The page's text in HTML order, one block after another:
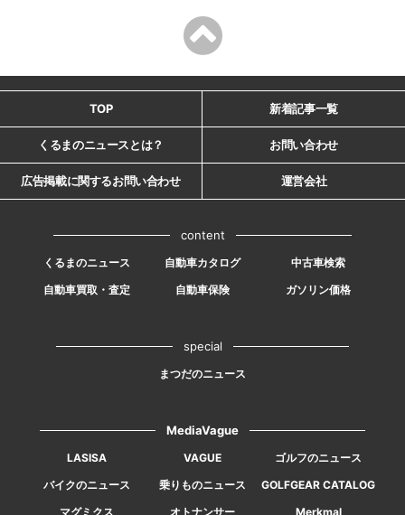
TOP 新着記事一覧
くるまのニュースとは？ お問い合わせ
広告掲載に関するお問い合わせ 運営会社
content
くるまのニュース 自動車カタログ
中古車検索
自動車買取・査定
自動車保険 ガソリン価格
special
まつだのニュース
MediaVague
LASISA VAGUE
ゴルフのニュース
バイクのニュース
乗りものニュース
GOLFGEAR CATALOG
マグミクス
オトナンサー Merkmal